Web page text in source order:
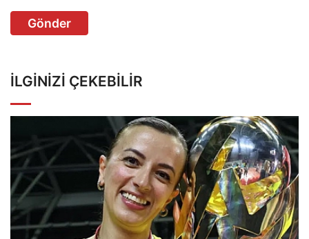
Gönder
İLGINIZI ÇEKEBILIR